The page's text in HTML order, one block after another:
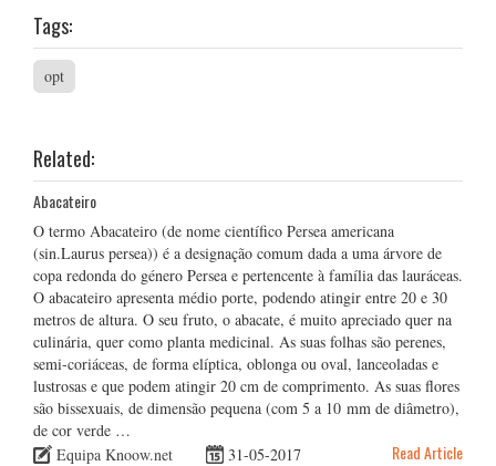
Tags:
opt
Related:
Abacateiro
O termo Abacateiro (de nome científico Persea americana
(sin.Laurus persea)) é a designação comum dada a uma árvore de
copa redonda do género Persea e pertencente à família das lauráceas.
O abacateiro apresenta médio porte, podendo atingir entre 20 e 30
metros de altura. O seu fruto, o abacate, é muito apreciado quer na
culinária, quer como planta medicinal. As suas folhas são perenes,
semi-coriáceas, de forma elíptica, oblonga ou oval, lanceoladas e
lustrosas e que podem atingir 20 cm de comprimento. As suas flores
são bissexuais, de dimensão pequena (com 5 a 10 mm de diâmetro),
de cor verde …
Equipa Knoow.net
31-05-2017 Read Article